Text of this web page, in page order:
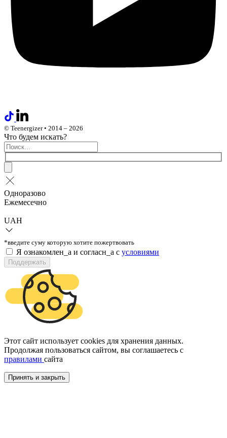
© Teenergizer • 2014 – 2026
Что будем искать?
Одноразово
Ежемесечно
UAH
*введите суму которую хотите пожертвовать
Я ознакомлен_а и согласн_а c условиями
Поддержать
Этот сайт использует cookies для хранения данных.
Продолжая пользоваться сайтом, вы соглашаетесь с
правилами сайта
Принять и закрыть